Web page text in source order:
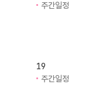
주간일정
19
주간일정